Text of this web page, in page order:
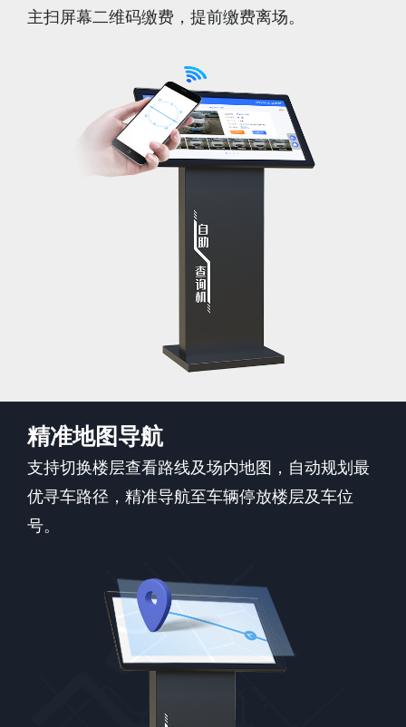
主扫屏幕二维码缴费，提前缴费离场。
精准地图导航
支持切换楼层查看路线及场内地图，自动规划最
优寻车路径，精准导航至车辆停放楼层及车位
号。